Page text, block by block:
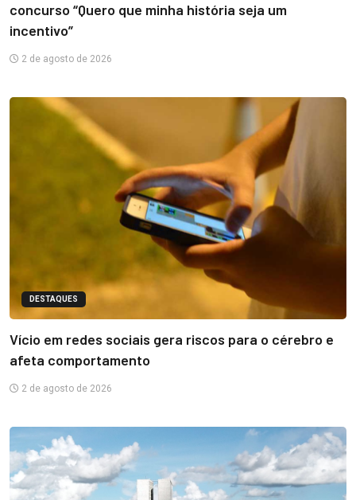
concurso “Quero que minha história seja um
incentivo”
2 de agosto de 2026
DESTAQUES
Vício em redes sociais gera riscos para o cérebro e
afeta comportamento
2 de agosto de 2026